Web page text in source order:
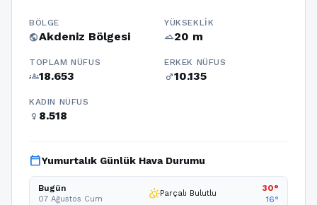
BÖLGE
publicAkdeniz Bölgesi
YÜKSEKLIK
terrain20 m
TOPLAM NÜFUS
groups18.653
ERKEK NÜFUS
male10.135
KADIN NÜFUS
female 8.518
calendar_todayYumurtalık Günlük Hava Durumu
Bugün
07 Ağustos Cum partly_cloudy_dayParçalı Bulutlu
30°
16°